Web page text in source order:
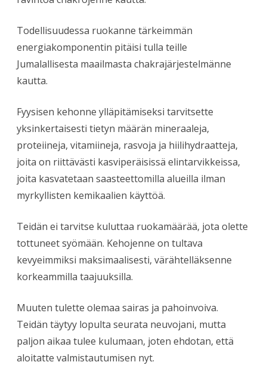
Todellisuudessa ruokanne tärkeimmän
energiakomponentin pitäisi tulla teille
Jumalallisesta maailmasta chakrajärjestelmänne
kautta.
Fyysisen kehonne ylläpitämiseksi tarvitsette
yksinkertaisesti tietyn määrän mineraaleja,
proteiineja, vitamiineja, rasvoja ja hiilihydraatteja,
joita on riittävästi kasviperäisissä elintarvikkeissa,
joita kasvatetaan saasteettomilla alueilla ilman
myrkyllisten kemikaalien käyttöä.
Teidän ei tarvitse kuluttaa ruokamäärää, jota olette
tottuneet syömään. Kehojenne on tultava
kevyeimmiksi maksimaalisesti, värähtelläksenne
korkeammilla taajuuksilla.
Muuten tulette olemaa sairas ja pahoinvoiva.
Teidän täytyy lopulta seurata neuvojani, mutta
paljon aikaa tulee kulumaan, joten ehdotan, että
aloitatte valmistautumisen nyt.